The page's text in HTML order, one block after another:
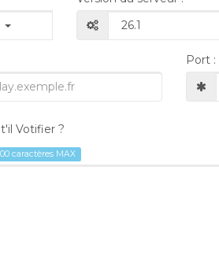
Port :
Votifier ?
caractères MAX